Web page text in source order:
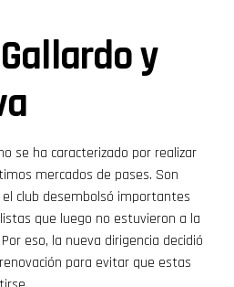
y
se ha caracterizado por realizar
mercados de pases. Son
club desembolsó importantes
que luego no estuvieron a la
eso, la nueva dirigencia decidió
para evitar que estas